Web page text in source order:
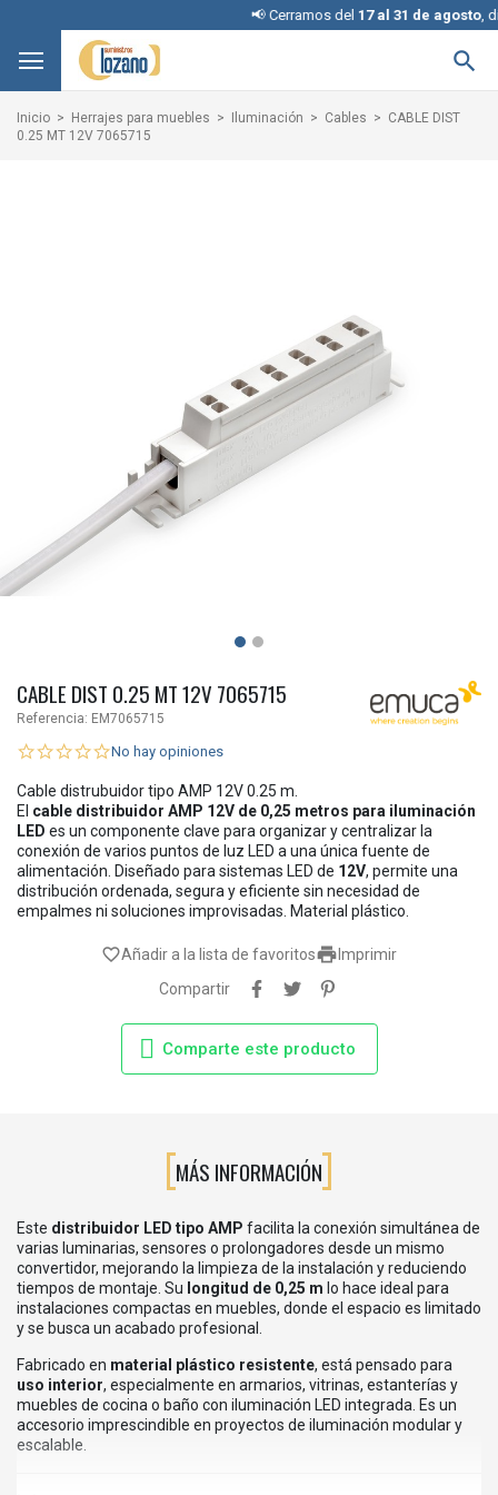
📢 Cerramos del17 al 31 de agosto,

Inicio Herrajes para muebles Iluminación Cables
CABLE DIST
0.25 MT 12V 7065715
CABLE DIST 0.25 MT 12V 7065715
Referencia: EM7065715
No hay opiniones
Cable distrubuidor tipo AMP 12V 0.25 m.
El cable distribuidor AMP 12V de 0,25 metros para iluminación
LED es un componente clave para organizar y centralizar la
conexión de varios puntos de luz LED a una única fuente de
alimentación. Diseñado para sistemas LED de 12V, permite una
distribución ordenada, segura y eficiente sin necesidad de
empalmes ni soluciones improvisadas. Material plástico.
 Imprimir
favorite_borderAñadir a la lista de favoritos
Compartir
Comparte este producto
MÁS INFORMACIÓN
Este distribuidor LED tipo AMP facilita la conexión simultánea de
varias luminarias, sensores o prolongadores desde un mismo
convertidor, mejorando la limpieza de la instalación y reduciendo
tiempos de montaje. Su longitud de 0,25 m lo hace ideal para
instalaciones compactas en muebles, donde el espacio es limitado
y se busca un acabado profesional.
Fabricado en material plástico resistente, está pensado para
uso interior, especialmente en armarios, vitrinas, estanterías y
muebles de cocina o baño con iluminación LED integrada. Es un
accesorio imprescindible en proyectos de iluminación modular y
escalable.